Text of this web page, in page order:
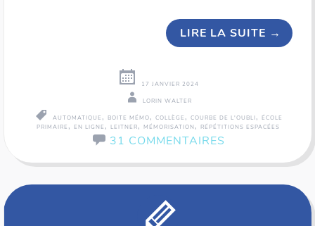
LIRE LA SUITE →
17 JANVIER 2024
LORIN WALTER
AUTOMATIQUE , BOITE MÉMO, COLLÈGE , COURBE DE L'OUBLI, ÉCOLE
PRIMAIRE , EN LIGNE , LEITNER, MÉMORISATION , RÉPÉTITIONS ESPACÉES
31 COMMENTAIRES